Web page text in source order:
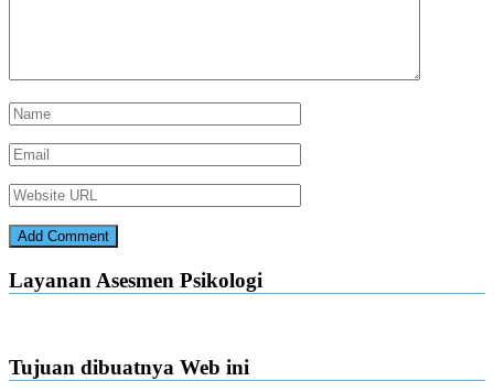
Layanan Asesmen Psikologi
Tujuan dibuatnya Web ini